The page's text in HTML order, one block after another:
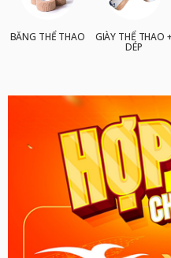
GIÀY THỂ THAO + BỘ MÔN BƠI LỘI